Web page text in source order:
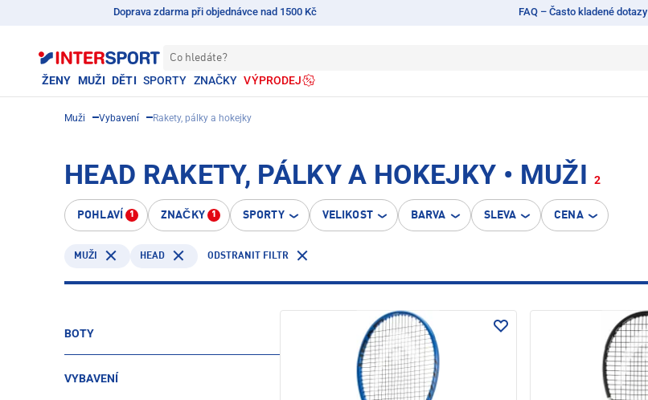
Doprava zdarma při objednávce nad 1500 Kč FAQ – Často kladené dotazy
Co hledáte?
ŽENY MUŽI DĚTI SPORTY ZNAČKY VÝPRODEJ
Muži Vybavení Rakety, pálky a hokejky
HEAD RAKETY, PÁLKY A HOKEJKY • MUŽI 2
POHLAVÍ 1 ZNAČKY 1 SPORTY VELIKOST BARVA SLEVA CENA
MUŽI HEAD ODSTRANIT FILTR
BOTY
VYBAVENÍ